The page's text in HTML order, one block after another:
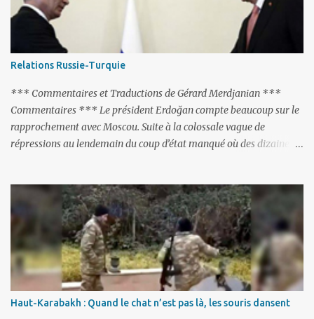
entre l'Arménie et l'Azerbaïdjan. C’est chose faite, l’Arménie a
accepté. Comme on pouvait s’y attendre, Bakou a posé de
nouvelles conditions préalables : 1- L’Arménie doit demander la
dissolution du Groupe de Minsk de l’OSCE ; 2- et surtout, elle doit
changer sa Constitution en supprimant toute allusion au
‘Karabakh’. Su...
Relations Russie-Turquie
*** Commentaires et Traductions de Gérard Merdjanian ***
Commentaires *** Le président Erdoğan compte beaucoup sur le
rapprochement avec Moscou. Suite à la colossale vague de
répressions au lendemain du coup d’état manqué où des dizaines
fermés, ses relations avec les Occidentaux se sont notablement
refroidies ; Moscou s’était abstenu de critiquer Ankara sur cette
purge massive. Avec en perspective, une épée de Damoclès
suspendue au-dessus de la tête - la fin des négociations d’adhésion
à l’UE si la peine de mort est rétablie ; Et des menaces non voilées
envers les Etats-Unis : «Si Gülen n'est pas extradé, les États-Unis
sacrifieront les relations bilatérales à cause de ce terroriste» , a
prévenu le ministre turc de la Justice, Bekir Bozdag.
Haut-Karabakh : Quand le chat n’est pas là, les souris dansent